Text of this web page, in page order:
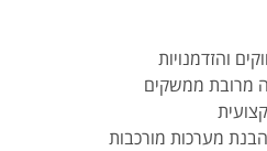
והזדמנויות
מרובת ממשקים
הבנת מערכות מורכבות